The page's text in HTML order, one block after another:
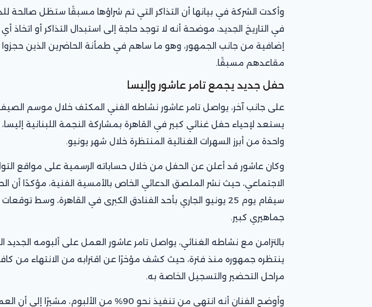
وأكدت الشركة في بيانها أن التذاكر التي تم شراؤها مسبقًا ستظل صالحة
في التاريخ الجديد، موضحة أنه لا توجد حاجة إلى استبدال التذاكر أو اتخاذ أي
إضافية من جانب الجمهور، وهو ما ساهم في طمأنة الحاضرين الذين حجزوا
مقاعدهم مسبقًا.
حفل جديد يجمع تامر عاشور وإليسا
على جانب آخر، يواصل تامر عاشور نشاطه الفني المكثف خلال موسم
يستعد لإحياء حفل غنائي كبير في القاهرة بمشاركة النجمة اللبنانية
واحدة من أبرز السهرات الغنائية المنتظرة خلال شهر يونيو.
وكان عاشور قد أعلن عن الحفل من خلال حساباته الرسمية على مواقع
الاجتماعي، حيث نشر الملصق الدعائي الخاص بالأمسية الفنية، مؤكدًا أن
سيقام يوم 25 يونيو الجاري بأحد الفنادق الكبرى في القاهرة، وسط
جماهيري كبير.
بالتزامن مع نشاطه الغنائي، يواصل تامر عاشور العمل على ألبومه الجديد
ينتظره جمهوره منذ فترة، حيث كشف مؤخرًا عن اقترابه من الانتهاء من
مراحل التحضير والتسجيل الخاصة به.
وأوضح الفنان أنه انتهى من تنفيذ نحو 90% من الألبوم، مشيرًا